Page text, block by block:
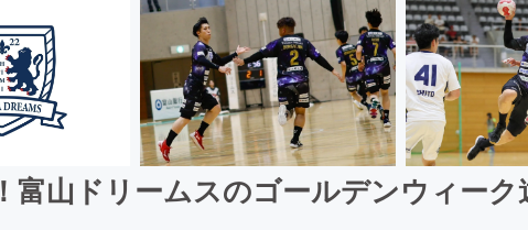
富山ドリームスのゴールデンウィーク